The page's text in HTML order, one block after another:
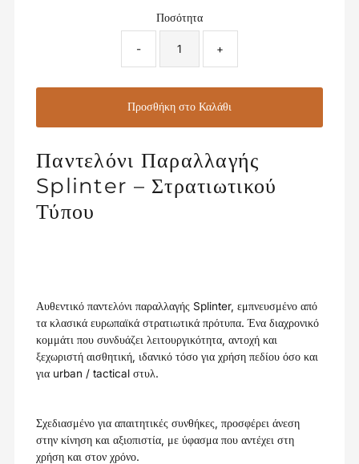
Ποσότητα
- +
Παντελόνι Παραλλαγής
Splinter – Στρατιωτικού
Τύπου
Αυθεντικό παντελόνι παραλλαγής Splinter, εμπνευσμένο από
τα κλασικά ευρωπαϊκά στρατιωτικά πρότυπα. Ένα διαχρονικό
κομμάτι που συνδυάζει λειτουργικότητα, αντοχή και
ξεχωριστή αισθητική, ιδανικό τόσο για χρήση πεδίου όσο και
για urban / tactical στυλ.
Σχεδιασμένο για απαιτητικές συνθήκες, προσφέρει άνεση
στην κίνηση και αξιοπιστία, με ύφασμα που αντέχει στη
χρήση και στον χρόνο.